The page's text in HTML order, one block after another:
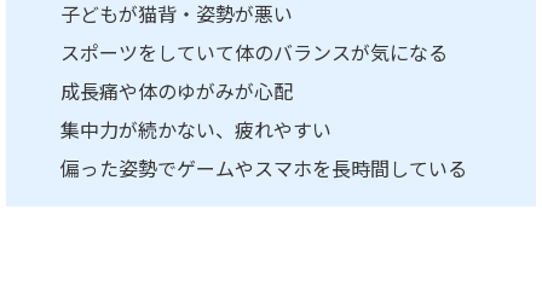
子どもが猫背・姿勢が悪い
スポーツをしていて体のバランスが気になる
成長痛や体のゆがみが心配
集中力が続かない、疲れやすい
偏った姿勢でゲームやスマホを長時間している